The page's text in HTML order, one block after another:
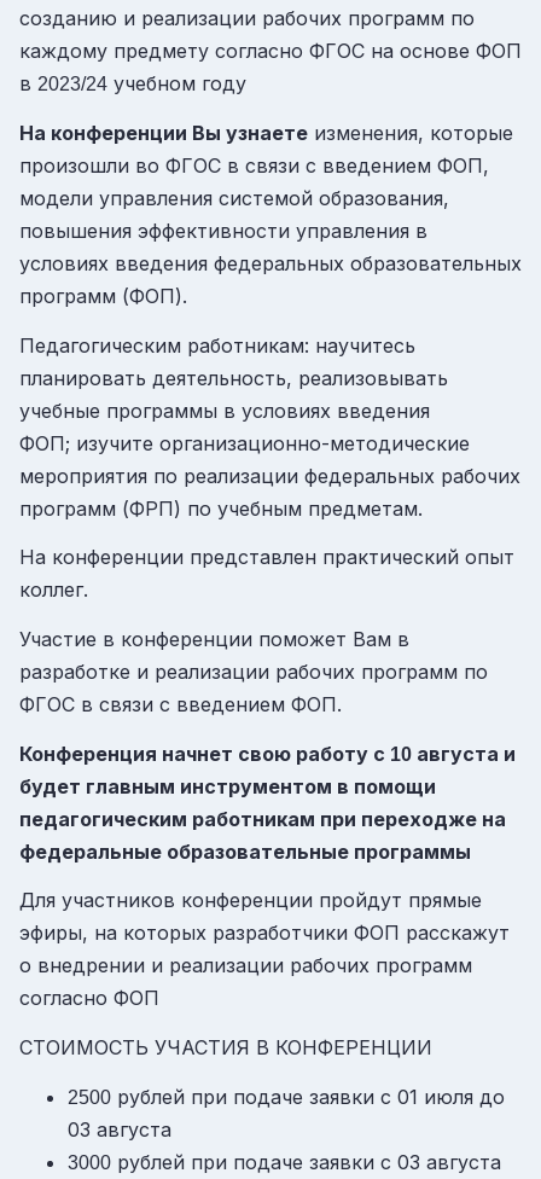
созданию и реализации рабочих программ по
каждому предмету согласно ФГОС на основе ФОП
в 2023/24 учебном году
На конференции Вы узнаете изменения, которые
произошли во ФГОС в связи с введением ФОП,
модели управления системой образования,
повышения эффективности управления в
условиях введения федеральных образовательных
программ (ФОП).
Педагогическим работникам: научитесь
планировать деятельность, реализовывать
учебные программы в условиях введения
ФОП; изучите организационно-методические
мероприятия по реализации федеральных рабочих
программ (ФРП) по учебным предметам.
На конференции представлен практический опыт
коллег.
Участие в конференции поможет Вам в
разработке и реализации рабочих программ по
ФГОС в связи с введением ФОП.
Конференция начнет свою работу с 10 августа и
будет главным инструментом в помощи
педагогическим работникам при переходже на
федеральные образовательные программы
Для участников конференции пройдут прямые
эфиры, на которых разработчики ФОП расскажут
о внедрении и реализации рабочих программ
согласно ФОП
СТОИМОСТЬ УЧАСТИЯ В КОНФЕРЕНЦИИ
2500 рублей при подаче заявки с 01 июля до
03 августа
3000 рублей при подаче заявки с 03 августа